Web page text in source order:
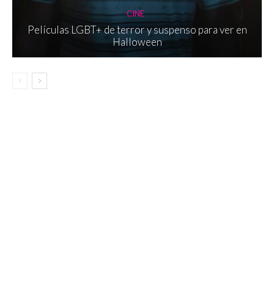
CINE
Películas LGBT+ de terror y suspenso para ver en
Halloween